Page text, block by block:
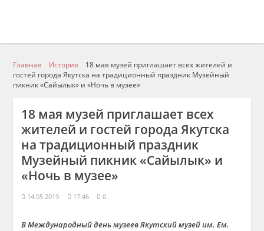
Главная История
18 мая музей приглашает всех жителей и
гостей города Якутска на традиционный праздник Музейный
пикник «Сайылык» и «Ночь в музее»
18 мая музей приглашает всех
жителей и гостей города Якутска
на традиционный праздник
Музейный пикник «Сайылык» и
«Ночь в музее»
14.05.2019 17:46 0
В Международный день музеев Якутский музей им. Ем.